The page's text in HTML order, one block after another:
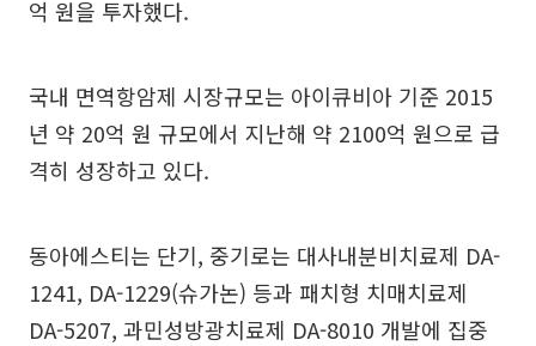
억 원을 투자했다.
국내 면역항암제 시장규모는 아이큐비아 기준 2015
년 약 20억 원 규모에서 지난해 약 2100억 원으로 급
격히 성장하고 있다.
동아에스티는 단기, 중기로는 대사내분비치료제 DA-
1241, DA-1229(슈가논) 등과 패치형 치매치료제
DA-5207, 과민성방광치료제 DA-8010 개발에 집중